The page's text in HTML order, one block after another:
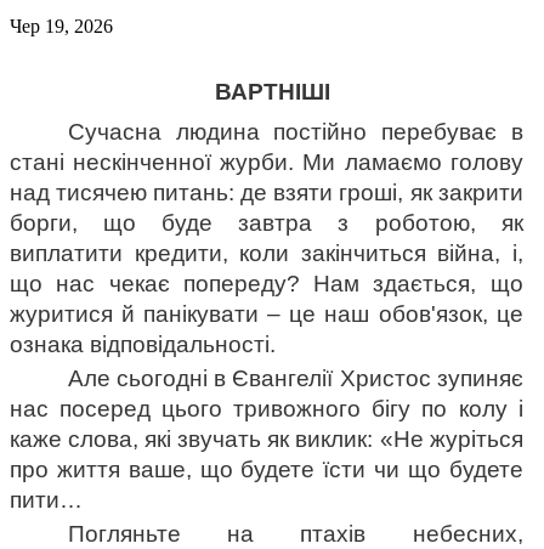
Чер 19, 2026
ВАРТНІШІ
Сучасна людина постійно перебуває в
стані нескінченної журби. Ми ламаємо голову
над тисячею питань: де взяти гроші, як закрити
борги, що буде завтра з роботою, як
виплатити кредити, коли закінчиться війна, і,
що нас чекає попереду? Нам здається, що
журитися й панікувати – це наш обов'язок, це
ознака відповідальності.
Але сьогодні в Євангелії Христос зупиняє
нас посеред цього тривожного бігу по колу і
каже слова, які звучать як виклик: «Не журіться
про життя ваше, що будете їсти чи що будете
пити…
Погляньте на птахів небесних,